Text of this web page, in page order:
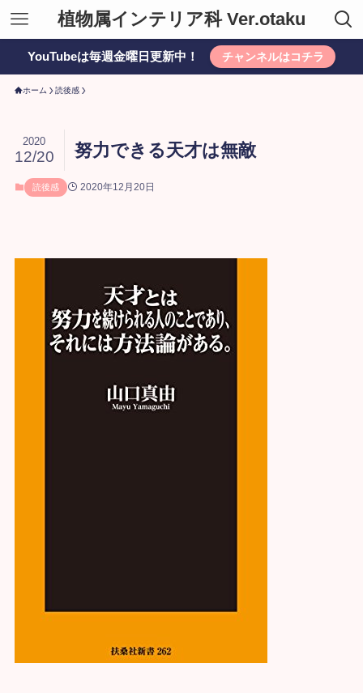
植物属インテリア科 Ver.otaku
YouTubeは毎週金曜日更新中！ チャンネルはコチラ
ホーム 読後感
努力できる天才は無敵
2020
12/20
読後感 2020年12月20日